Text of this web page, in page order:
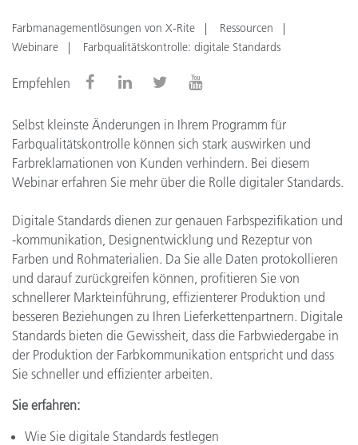
Farbmanagementlösungen von X-Rite
Ressourcen
Webinare
Farbqualitätskontrolle: digitale Standards
Empfehlen
Selbst kleinste Änderungen in Ihrem Programm für
Farbqualitätskontrolle können sich stark auswirken und
Farbreklamationen von Kunden verhindern. Bei diesem
Webinar erfahren Sie mehr über die Rolle digitaler Standards.
Digitale Standards dienen zur genauen Farbspezifikation und
-kommunikation, Designentwicklung und Rezeptur von
Farben und Rohmaterialien. Da Sie alle Daten protokollieren
und darauf zurückgreifen können, profitieren Sie von
schnellerer Markteinführung, effizienterer Produktion und
besseren Beziehungen zu Ihren Lieferkettenpartnern. Digitale
Standards bieten die Gewissheit, dass die Farbwiedergabe in
der Produktion der Farbkommunikation entspricht und dass
Sie schneller und effizienter arbeiten.
Sie erfahren:
Wie Sie digitale Standards festlegen